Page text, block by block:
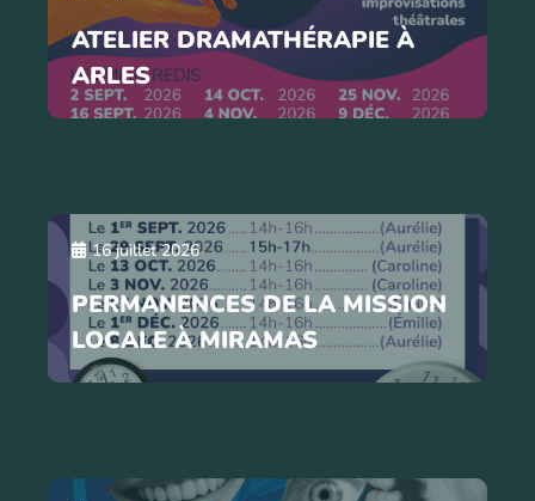
ATELIER DRAMATHÉRAPIE À
ARLES
16 juillet 2026
PERMANENCES DE LA MISSION
LOCALE À MIRAMAS